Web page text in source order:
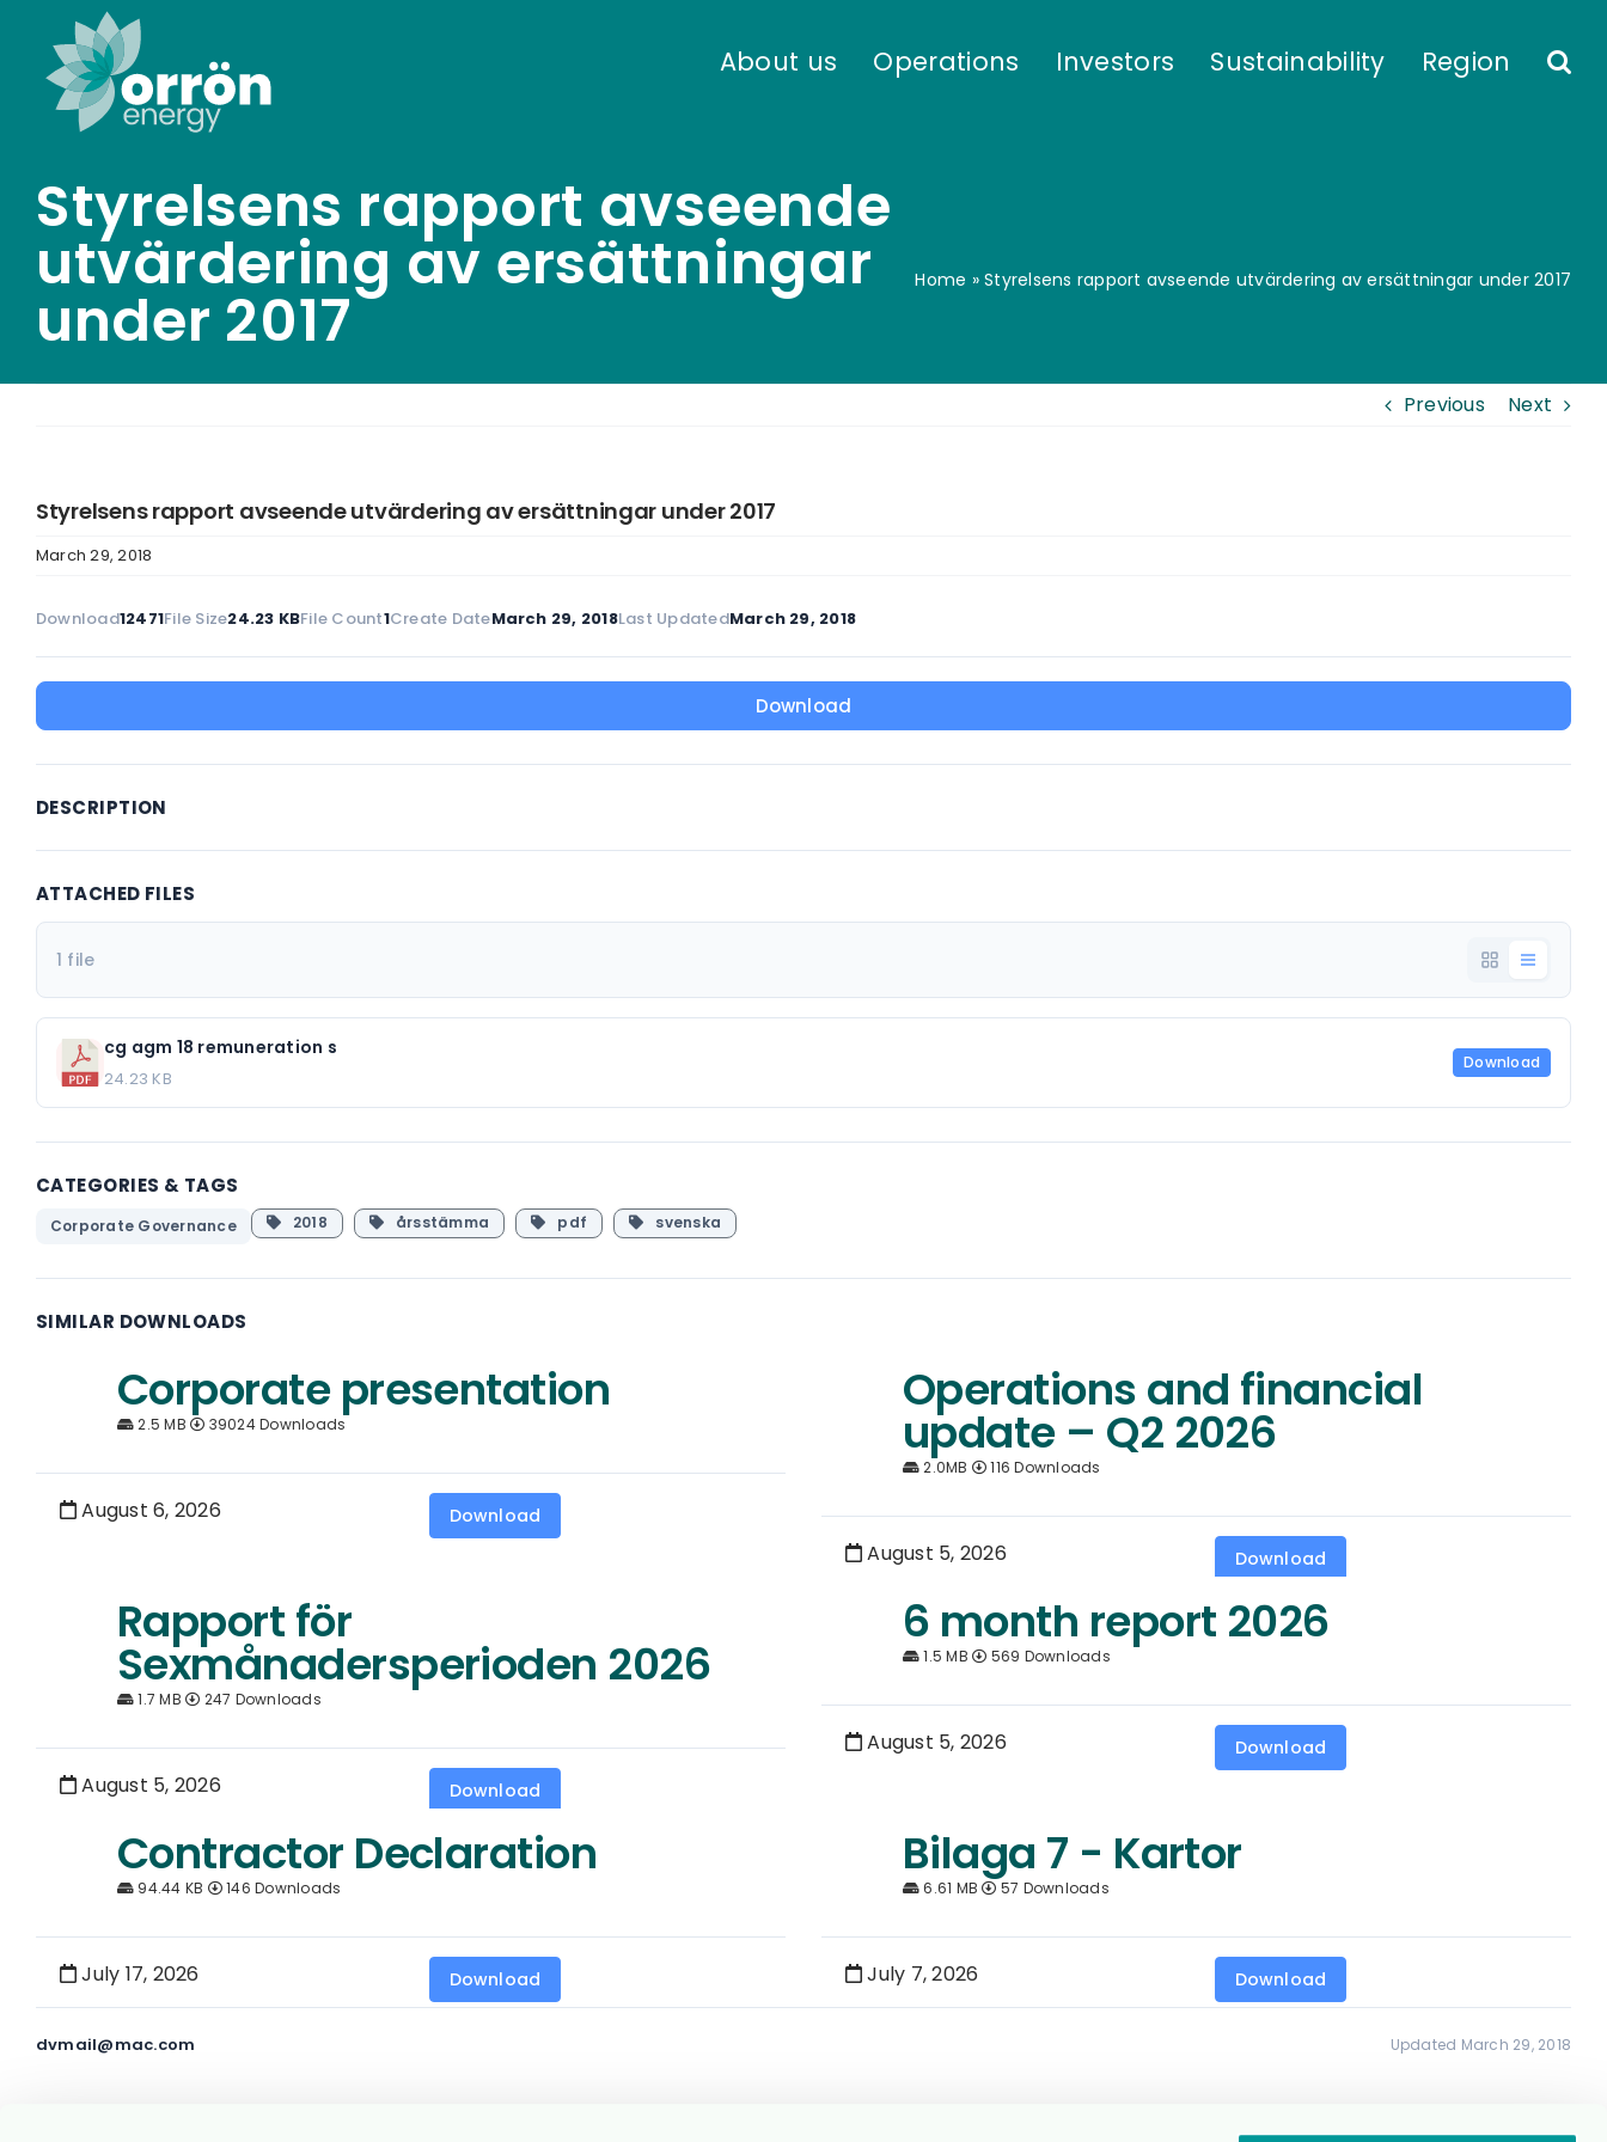
content
About us Operations Investors Sustainability Region
Styrelsens rapport avseende
utvärdering av ersättningar
under 2017
Home »Styrelsens rapport avseende utvärdering av ersättningar under 2017
Previous Next
Styrelsens rapport avseende utvärdering av ersättningar under 2017
March 29, 2018
Download12471File Size24.23 KBFile Count1Create DateMarch 29, 2018Last UpdatedMarch 29, 2018
Download
DESCRIPTION
ATTACHED FILES
1 file
cg agm 18 remuneration s
24.23 KB
Download
CATEGORIES & TAGS
Corporate Governance 2018 årsstämma pdf svenska
SIMILAR DOWNLOADS
Corporate presentation
2.5 MB 39024 Downloads
August 6, 2026 Download
Operations and financial
update – Q2 2026
2.0MB 116 Downloads
August 5, 2026 Download
Rapport för
Sexmånadersperioden 2026
1.7 MB 247 Downloads
August 5, 2026 Download
6 month report 2026
1.5 MB 569 Downloads
August 5, 2026 Download
Contractor Declaration
94.44 KB 146 Downloads
July 17, 2026 Download
Bilaga 7 - Kartor
6.61 MB 57 Downloads
July 7, 2026 Download
dvmail@mac.com Updated March 29, 2018